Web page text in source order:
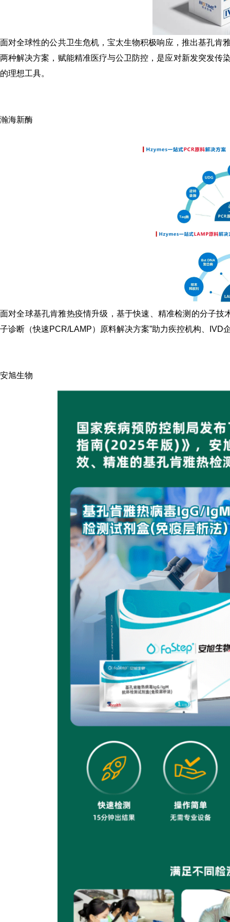
面对全球性的公共卫生危机，宝太生物积极响应，推出基孔
两种解决方案，赋能精准医疗与公卫防控，是应对新发突发传
的理想工具。
瀚海新酶
面对全球基孔肯雅热疫情升级，基于快速、精准检测的分子
子诊断（快速PCR/LAMP）原料解决方案”助力疾控机构、IVD
安旭生物